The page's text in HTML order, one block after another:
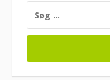
EFTER: